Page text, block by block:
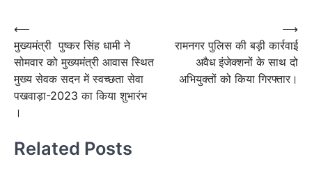
Post
navigation
⟵
मुख्यमंत्री पुष्कर सिंह धामी ने
सोमवार को मुख्यमंत्री आवास स्थित
मुख्य सेवक सदन में स्वच्छता सेवा
पखवाड़ा-2023 का किया शुभारंभ
।
रामनगर पुलिस की बड़ी कार्रवाई
अवैध इंजेक्शनों के साथ दो
अभियुक्तों को किया गिरफ्तार।
⟶
Related Posts